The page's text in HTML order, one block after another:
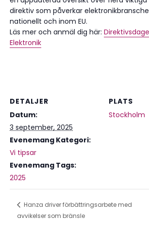
direktiv som påverkar
nationellt och inom EU.
Läs mer och anmäl dig här:
Elektronik
DETALJER
Datum:
3 september, 2025
Evenemang Kategori:
Vi tipsar
Evenemang Tags:
2025
PLATS
Stockholm
Hanza driver förbättringsarbete med
avvikelser som bränsle